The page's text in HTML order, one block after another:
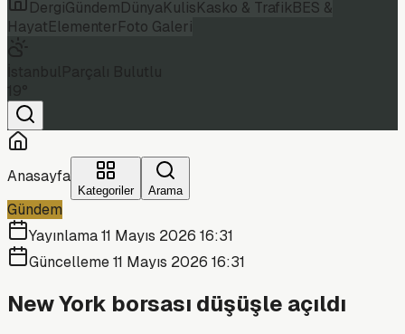
DergiGündemDünyaKulisKasko & TrafikBES &
HayatElementerFoto Galeri
Anasayfa
Kategoriler Arama
Gündem
Yayınlama11 Mayıs 2026 16:31
Güncelleme11 Mayıs 2026 16:31
New York borsası düşüşle açıldı